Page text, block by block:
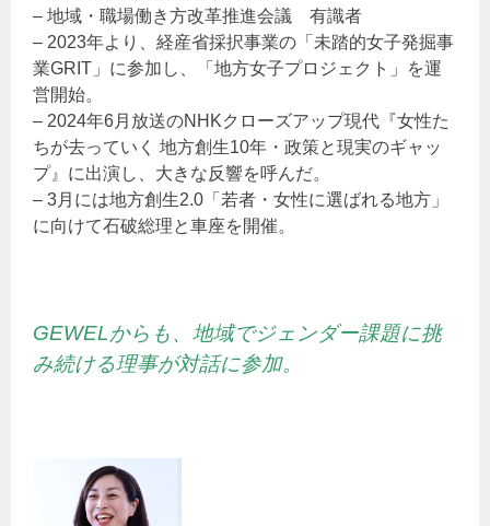
– 地域・職場働き方改革推進会議 有識者
– 2023年より、経産省採択事業の「未踏的女子発掘事
業GRIT」に参加し、「地方女子プロジェクト」を運
営開始。
– 2024年6月放送のNHKクローズアップ現代『女性た
ちが去っていく 地方創生10年・政策と現実のギャッ
プ』に出演し、大きな反響を呼んだ。
– 3月には地方創生2.0「若者・女性に選ばれる地方」
に向けて石破総理と車座を開催。
GEWELからも、地域でジェンダー課題に挑
み続ける理事が対話に参加。